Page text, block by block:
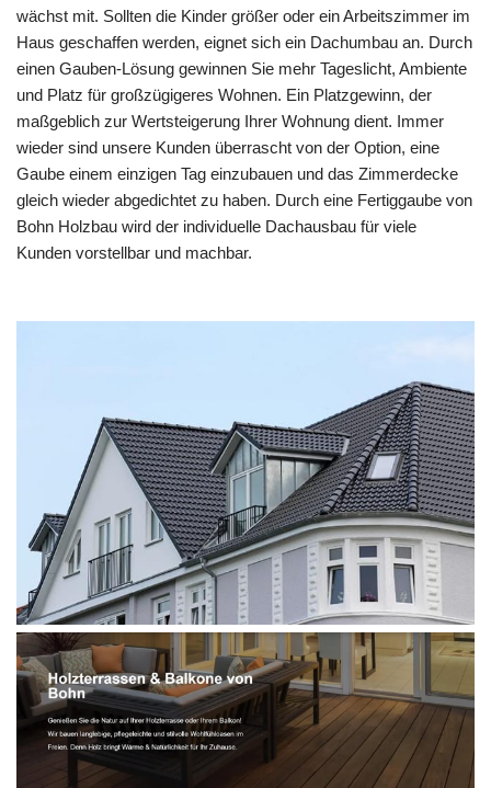
wächst mit. Sollten die Kinder größer oder ein Arbeitszimmer im
Haus geschaffen werden, eignet sich ein Dachumbau an. Durch
einen Gauben-Lösung gewinnen Sie mehr Tageslicht, Ambiente
und Platz für großzügigeres Wohnen. Ein Platzgewinn, der
maßgeblich zur Wertsteigerung Ihrer Wohnung dient. Immer
wieder sind unsere Kunden überrascht von der Option, eine
Gaube einem einzigen Tag einzubauen und das Zimmerdecke
gleich wieder abgedichtet zu haben. Durch eine Fertiggaube von
Bohn Holzbau wird der individuelle Dachausbau für viele
Kunden vorstellbar und machbar.